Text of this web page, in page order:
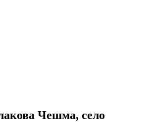
Чешма, село